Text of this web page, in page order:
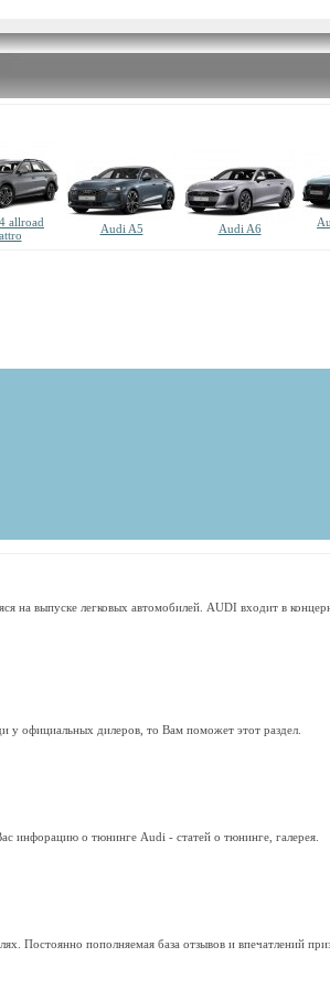
allroad
Audi A5 Audi A6
на выпуске легковых автомобилей. AUDI входит в
официальных дилеров, то Вам поможет этот раздел.
инфорацию о тюнинге Audi - статей о тюнинге, галерея.
Постоянно пополняемая база отзывов и впечатлений